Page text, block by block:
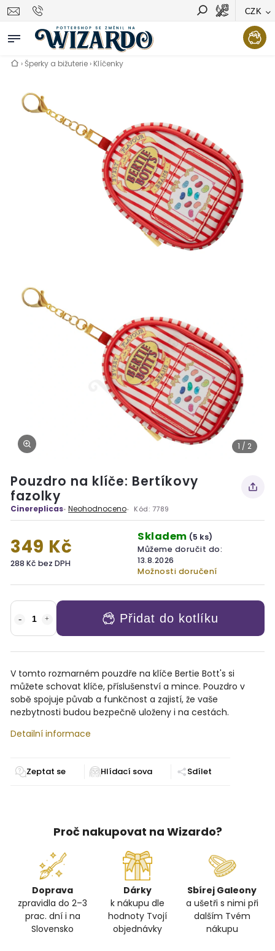
CZK
Vyhledávání Hledat
›Šperky a bižuterie › Klíčenky
1 / 2
Pouzdro na klíče: Bertíkovy
fazolky
Cinereplicas Neohodnoceno Kód: 7789
349 Kč
288 Kč bez DPH
Skladem (5 ks)
Můžeme doručit do:
13.8.2026
Možnosti doručení
Přidat do kotlíku
V tomto rozmarném pouzdře na klíče Bertie Bott's si
můžete schovat klíče, příslušenství a mince. Pouzdro v
sobě spojuje půvab a funkčnost a zajistí, že vaše
nezbytnosti budou bezpečně uloženy i na cestách.
Detailní informace
Zeptat se Sdílet
Proč nakupovat na Wizardo?
Doprava
zpravidla do 2–3
prac. dní i na
Slovensko
Dárky
k nákupu dle
hodnoty Tvojí
objednávky
Sbírej Galeony
a ušetři s nimi při
dalším Tvém
nákupu